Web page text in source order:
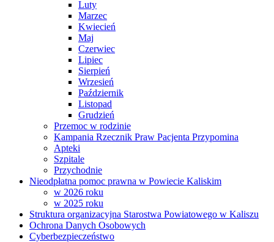
Luty
Marzec
Kwiecień
Maj
Czerwiec
Lipiec
Sierpień
Wrzesień
Październik
Listopad
Grudzień
Przemoc w rodzinie
Kampania Rzecznik Praw Pacjenta Przypomina
Apteki
Szpitale
Przychodnie
Nieodpłatna pomoc prawna w Powiecie Kaliskim
w 2026 roku
w 2025 roku
Struktura organizacyjna Starostwa Powiatowego w Kaliszu
Ochrona Danych Osobowych
Cyberbezpieczeństwo